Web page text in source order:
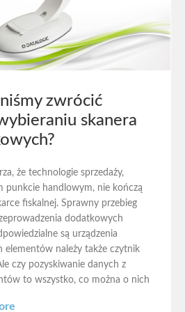
zwrócić
skanera
że technologie sprzedaży,
punkcie handlowym, nie kończą
fiskalnej. Sprawny przebieg
dodatkowych
są urządzenia
elementów należy także czytnik
czy pozyskiwanie danych z
to wszystko, co można o nich